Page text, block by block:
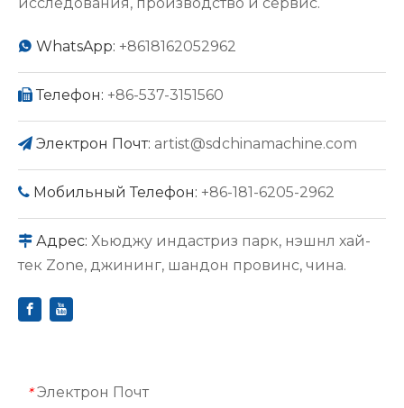
исследования, производство и сервис.
 WhatsApp: +8618162052962
 Телефон: +86-537-3151560
 Электрон Почт: artist@sdchinamachine.com
 Мобильный Телефон: +86-181-6205-2962
 Адрес: Хьюджу индастриз парк, нэшнл хай-
тек Zone, джининг, шандон провинс, чина.
* Электрон Почт